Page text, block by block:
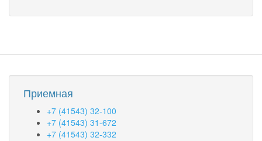
Приемная
+7 (41543) 32-100
+7 (41543) 31-672
+7 (41543) 32-332